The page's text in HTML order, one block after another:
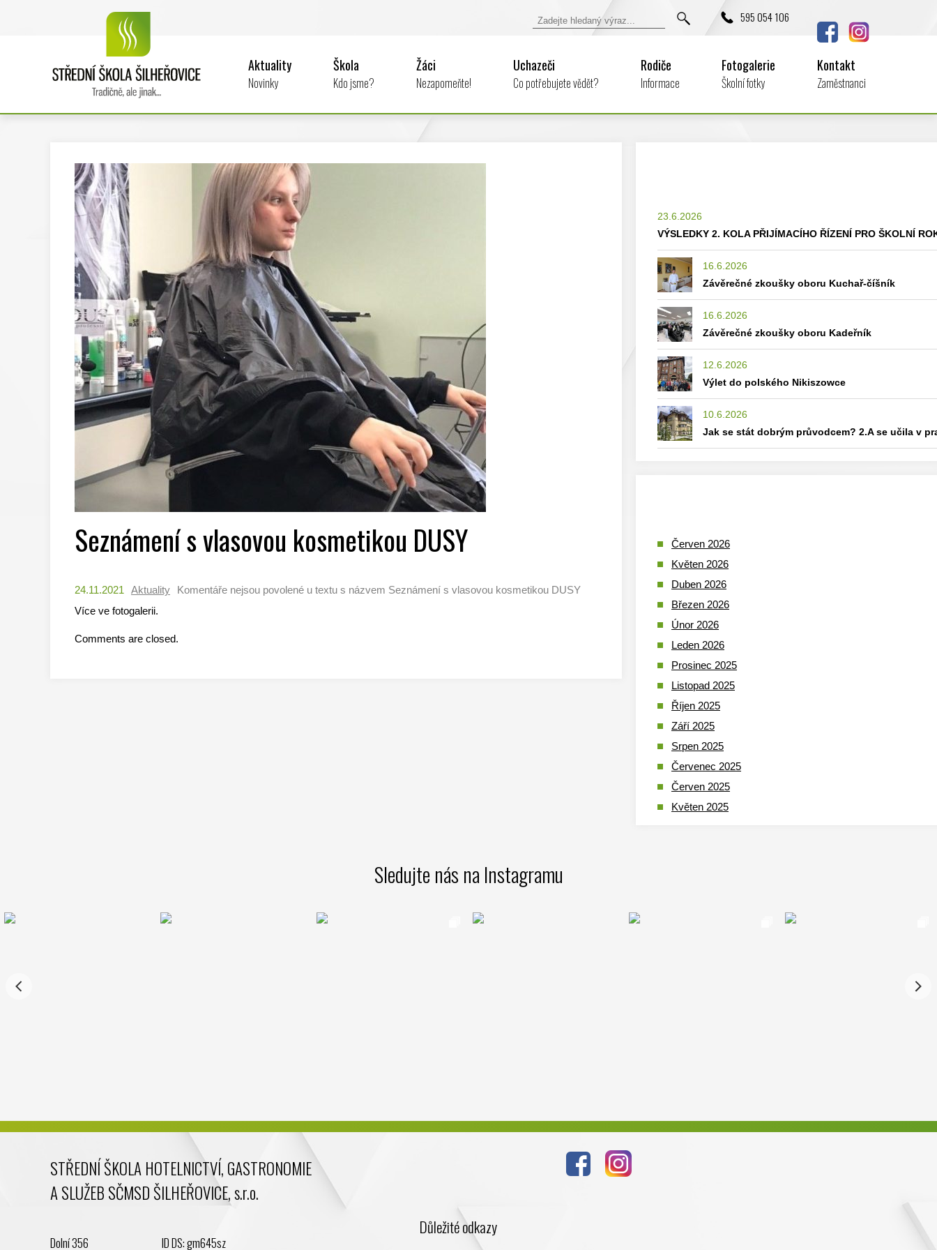
595 054 106
Aktuality
Novinky
Škola
Kdo jsme?
Žáci
Nezapomeňte!
Uchazeči
Co potřebujete vědět?
Rodiče
Informace
Fotogalerie
Školní fotky
Kontakt
Zaměstnanci
Seznámení s vlasovou kosmetikou DUSY
24.11.2021 Aktuality Komentáře nejsou povolené u textu s názvem Seznámení s vlasovou kosmetikou DUSY
Více ve fotogalerii.
Comments are closed.
23.6.2026
VÝSLEDKY 2. KOLA PŘIJÍMACÍHO ŘÍZENÍ PRO ŠKOLNÍ
16.6.2026
Závěrečné zkoušky oboru Kuchař-číšník
16.6.2026
Závěrečné zkoušky oboru Kadeřník
12.6.2026
Výlet do polského Nikiszowce
10.6.2026
Jak se stát dobrým průvodcem? 2.A se učila v
Červen 2026
Květen 2026
Duben 2026
Březen 2026
Únor 2026
Leden 2026
Prosinec 2025
Listopad 2025
Říjen 2025
Září 2025
Srpen 2025
Červenec 2025
Červen 2025
Květen 2025
Prosinec 2023
Sledujte nás na Instagramu
STŘEDNÍ ŠKOLA HOTELNICTVÍ, GASTRONOMIE
A SLUŽEB SČMSD ŠILHEŘOVICE, s.r.o.
Dolní 356 ID DS: gm645sz
Důležité odkazy